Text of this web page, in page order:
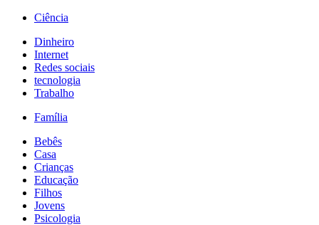
Ciência
Dinheiro
Internet
Redes sociais
tecnologia
Trabalho
Família
Bebês
Casa
Crianças
Educação
Filhos
Jovens
Psicologia